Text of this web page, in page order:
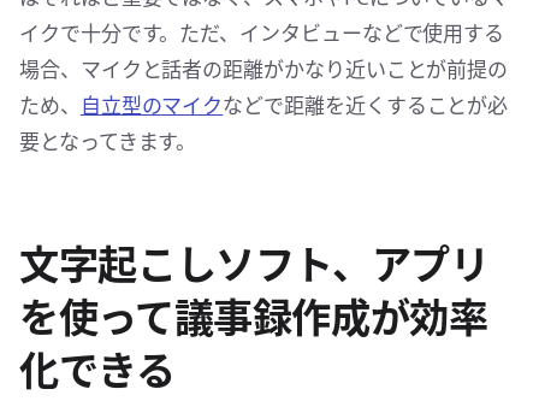
イクで十分です。ただ、インタビューなどで使用する
場合、マイクと話者の距離がかなり近いことが前提の
ため、 自立型のマイクなどで距離を近くすることが必
要となってきます。
文字起こしソフト、アプリ
を使って議事録作成が効率
化できる